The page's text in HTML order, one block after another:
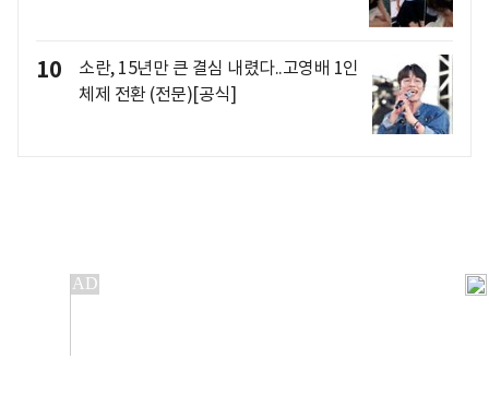
10
소란, 15년만 큰 결심 내렸다..고영배 1인
체제 전환 (전문)[공식]